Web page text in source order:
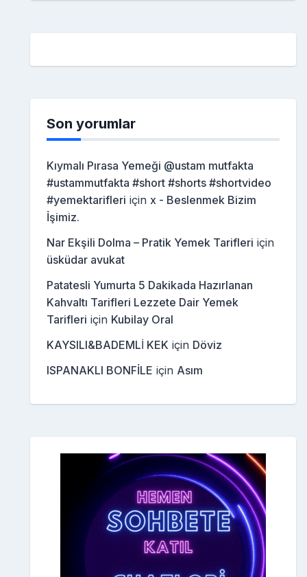
Son yorumlar
Kıymalı Pırasa Yemeği @ustam mutfakta
#ustammutfakta #short #shorts #shortvideo
#yemektarifleri için x - Beslenmek Bizim
İşimiz.
Nar Ekşili Dolma – Pratik Yemek Tarifleri için
üsküdar avukat
Patatesli Yumurta 5 Dakikada Hazırlanan
Kahvaltı Tarifleri Lezzete Dair Yemek
Tarifleri için Kubilay Oral
KAYSILI&BADEMLİ KEK için Döviz
ISPANAKLI BONFİLE için Asım